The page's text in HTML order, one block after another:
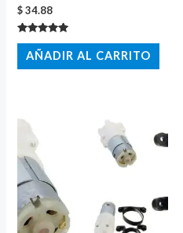
$34.88
Valorado
con
5.00
de 5
AÑADIR AL CARRITO